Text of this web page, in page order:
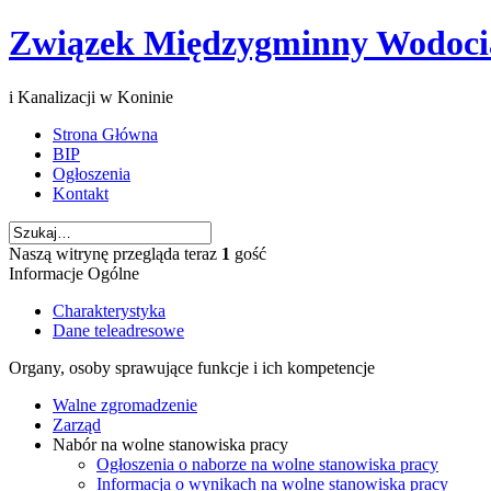
Związek Międzygminny
i Kanalizacji w Koninie
Strona Główna
BIP
Ogłoszenia
Kontakt
Naszą witrynę przegląda teraz 1 gość
Informacje Ogólne
Charakterystyka
Dane teleadresowe
Organy, osoby sprawujące funkcje i ich kompetencje
Walne zgromadzenie
Zarząd
Nabór na wolne stanowiska pracy
Ogłoszenia o naborze na wolne stanowiska pracy
Informacja o wynikach na wolne stanowiska pracy